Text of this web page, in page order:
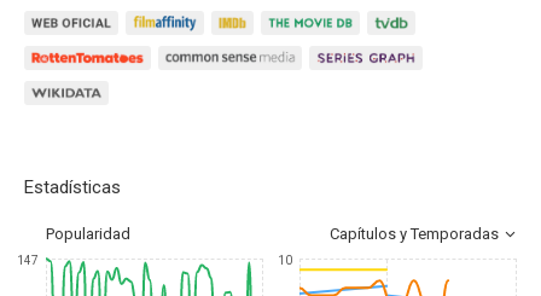
Estadísticas
Popularidad Capítulos y Temporadas
147 10